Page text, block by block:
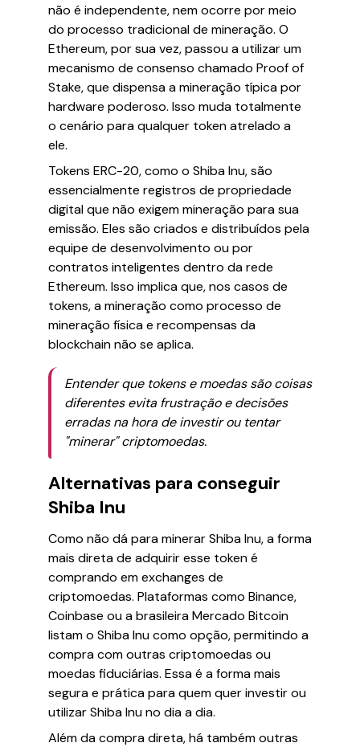
não é independente, nem ocorre por meio
do processo tradicional de mineração. O
Ethereum, por sua vez, passou a utilizar um
mecanismo de consenso chamado Proof of
Stake, que dispensa a mineração típica por
hardware poderoso. Isso muda totalmente
o cenário para qualquer token atrelado a
ele.
Tokens ERC-20, como o Shiba Inu, são
essencialmente registros de propriedade
digital que não exigem mineração para sua
emissão. Eles são criados e distribuídos pela
equipe de desenvolvimento ou por
contratos inteligentes dentro da rede
Ethereum. Isso implica que, nos casos de
tokens, a mineração como processo de
mineração física e recompensas da
blockchain não se aplica.
Entender que tokens e moedas são coisas
diferentes evita frustração e decisões
erradas na hora de investir ou tentar
"minerar" criptomoedas.
Alternativas para conseguir
Shiba Inu
Como não dá para minerar Shiba Inu, a forma
mais direta de adquirir esse token é
comprando em exchanges de
criptomoedas. Plataformas como Binance,
Coinbase ou a brasileira Mercado Bitcoin
listam o Shiba Inu como opção, permitindo a
compra com outras criptomoedas ou
moedas fiduciárias. Essa é a forma mais
segura e prática para quem quer investir ou
utilizar Shiba Inu no dia a dia.
Além da compra direta, há também outras